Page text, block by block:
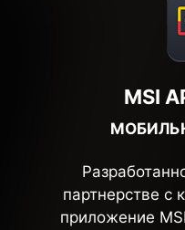
MSI
партнерстве с
приложение